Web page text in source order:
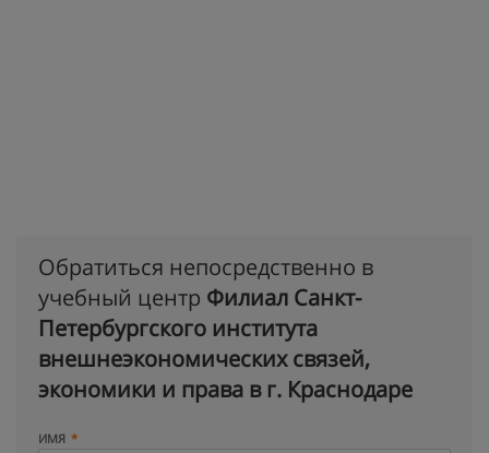
Обратиться непосредственно в
учебный центр Филиал Санкт-
Петербургского института
внешнеэкономических связей,
экономики и права в г. Краснодаре
ИМЯ